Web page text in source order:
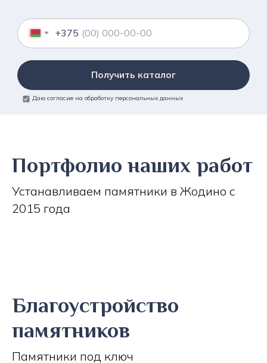
+375
Получить каталог
Даю согласие на обработку персональных данных
Портфолио наших работ
Устанавливаем памятники в Жодино с
2015 года
Благоустройство
памятников
Памятники под ключ